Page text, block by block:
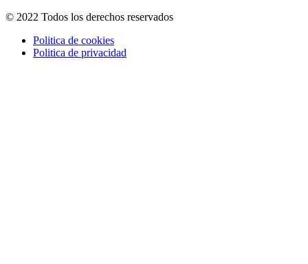
© 2022 Todos los derechos reservados
Politica de cookies
Politica de privacidad